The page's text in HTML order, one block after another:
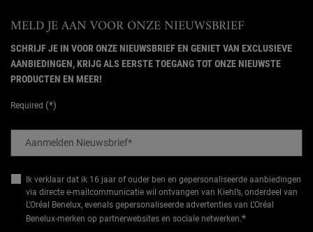
MELD JE AAN VOOR ONZE NIEUWSBRIEF
SCHRIJF JE IN VOOR ONZE NIEUWSBRIEF EN GENIET VAN EXCLUSIEVE
AANBIEDINGEN, KRIJG ALS EERSTE TOEGANG TOT ONZE NIEUWSTE
PRODUCTEN EN MEER!
Required (*)
Aanmelden Nieuwsbrief*
Ik verklaar dat ik 16 jaar of ouder ben en gepersonaliseerde aanbiedingen
via directe e-mailcommunicatie wil ontvangen van Kiehl’s, onderdeel van
L’Oréal Benelux, evenals gepersonaliseerde advertenties van L’Oréal
Benelux-merken op partnerwebsites en sociale netwerken.*